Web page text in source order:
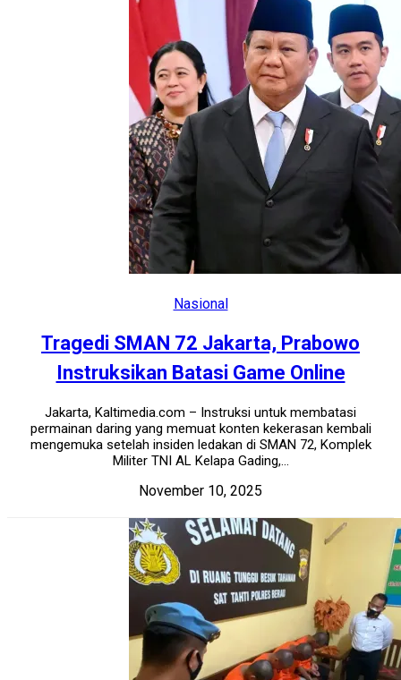
Nasional
Tragedi SMAN 72 Jakarta, Prabowo
Instruksikan Batasi Game Online
Jakarta, Kaltimedia.com – Instruksi untuk membatasi
permainan daring yang memuat konten kekerasan kembali
mengemuka setelah insiden ledakan di SMAN 72, Komplek
Militer TNI AL Kelapa Gading,...
November 10, 2025